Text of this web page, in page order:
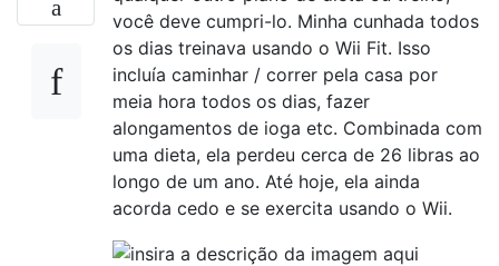
você deve cumpri-lo. Minha cunhada todos
os dias treinava usando o Wii Fit. Isso
incluía caminhar / correr pela casa por
meia hora todos os dias, fazer
alongamentos de ioga etc. Combinada com
uma dieta, ela perdeu cerca de 26 libras ao
longo de um ano. Até hoje, ela ainda
acorda cedo e se exercita usando o Wii.